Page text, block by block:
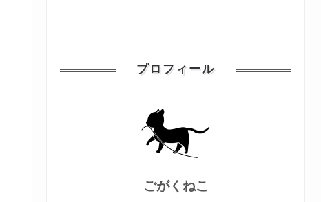
プロフィール
ごがくねこ